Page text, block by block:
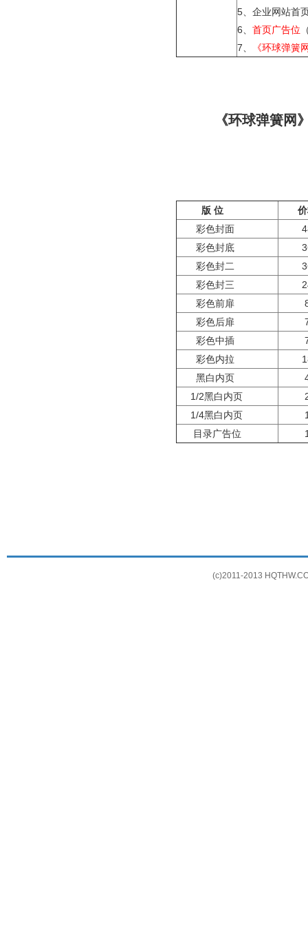
5、企业网站首
6、 首页广告位
7、
《环球弹簧
《环球弹簧网
版 位
价
彩色封面
彩色封底
彩色封二
彩色封三
彩色前扉
彩色后扉
彩色中插
彩色内拉
黑白内页
1/2黑白内页
1/4黑白内页
目录广告位
(c)2011-2013